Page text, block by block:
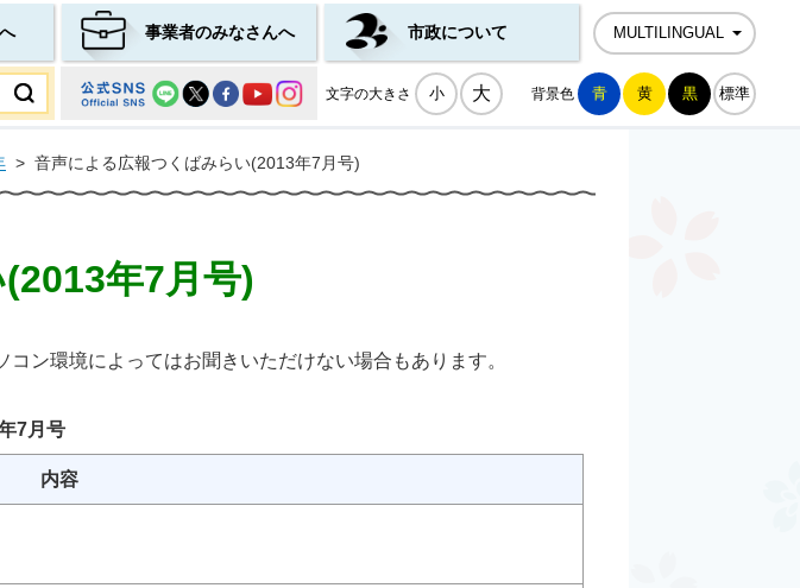
事業者のみなさんへ 市政について MULTILINGUAL
文字の大きさ 小 大 背景色 青 黄 黒 標準
> 音声による広報つくばみらい(2013年7月号)
年7月号)
ン環境によってはお聞きいただけない場合もあります。
7月号
内容